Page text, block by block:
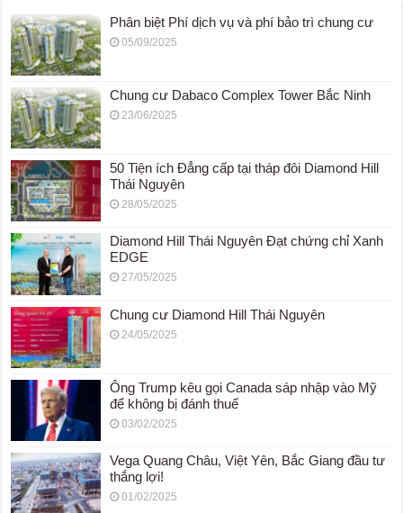
Phân biệt Phí dịch vụ và phí bảo trì chung cư
05/09/2025
Chung cư Dabaco Complex Tower Bắc Ninh
23/06/2025
50 Tiện ích Đẳng cấp tại tháp đôi Diamond Hill
Thái Nguyên
28/05/2025
Diamond Hill Thái Nguyên Đạt chứng chỉ Xanh
EDGE
27/05/2025
Chung cư Diamond Hill Thái Nguyên
24/05/2025
Ông Trump kêu gọi Canada sáp nhập vào Mỹ
để không bị đánh thuế
03/02/2025
Vega Quang Châu, Việt Yên, Bắc Giang đầu tư
thắng lợi!
01/02/2025